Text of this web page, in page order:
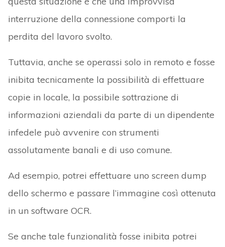
interruzione della connessione comporti la
perdita del lavoro svolto.
Tuttavia, anche se operassi solo in remoto e fosse
inibita tecnicamente la possibilità di effettuare
copie in locale, la possibile sottrazione di
informazioni aziendali da parte di un dipendente
infedele può avvenire con strumenti
assolutamente banali e di uso comune.
Ad esempio, potrei effettuare uno screen dump
dello schermo e passare l’immagine così ottenuta
in un software OCR.
Se anche tale funzionalità fosse inibita potrei